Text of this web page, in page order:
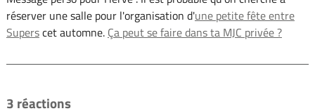
réserver une salle pour l'organisation d'une petite fête entre
Superscet automne. Ça peut se faire dans ta MJC privée ?
3 réactions